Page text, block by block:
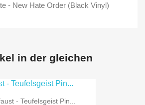
- New Hate Order (Black Vinyl)
in der gleichen
- Teufelsgeist Pin...